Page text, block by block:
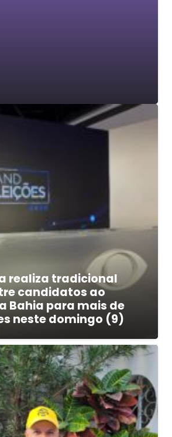
realiza tradicional
candidatos ao
Bahia para mais de
neste domingo (9)